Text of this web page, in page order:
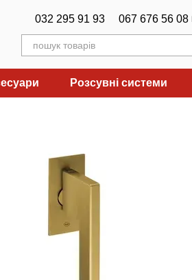
032 295 91 93 067 676 56 08
Розсувні системи